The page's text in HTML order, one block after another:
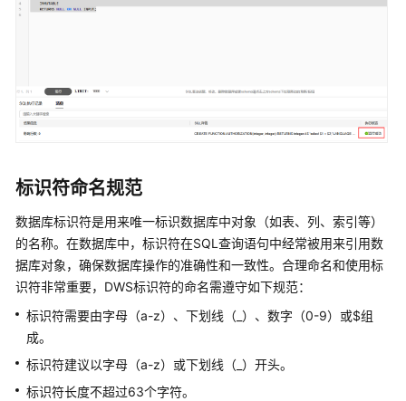
最
数
据
与
步
开
发
指
南
SQL
语
标识符命名规范
数据库标识符是用来唯一标识数据库中对象（如表、列、索引等）
的名称。在数据库中，标识符在SQL查询语句中经常被用来引用数
据库对象，确保数据库操作的准确性和一致性。合理命名和使用标
识符非常重要， DWS标识符的命名需遵守如下规范：
标识符需要由字母（a-z）、下划线（_）、数字（0-9）或$组
成。
标识符建议以字母（a-z）或下划线（_）开头。
标识符长度不超过63个字符。